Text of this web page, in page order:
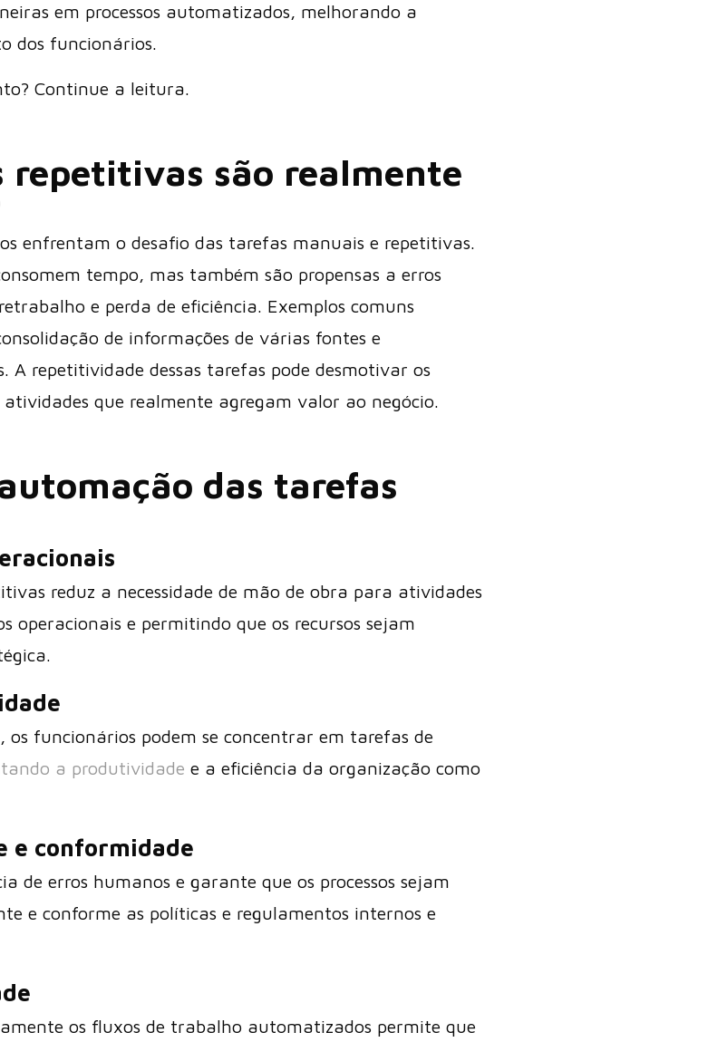
em processos automatizados, melhorando a
dos funcionários.
Continue a leitura.
são realmente
enfrentam o desafio das tarefas manuais e repetitivas.
tempo, mas também são propensas a erros
e perda de eficiência. Exemplos comuns
de informações de várias fontes e
A repetitividade dessas tarefas pode desmotivar os
que realmente agregam valor ao negócio.
das tarefas
reduz a necessidade de mão de obra para atividades
operacionais e permitindo que os recursos sejam
os funcionários podem se concentrar em tarefas de
a produtividade e a eficiência da organização como
e conformidade
de erros humanos e garante que os processos sejam
e conforme as políticas e regulamentos internos e
os fluxos de trabalho automatizados permite que